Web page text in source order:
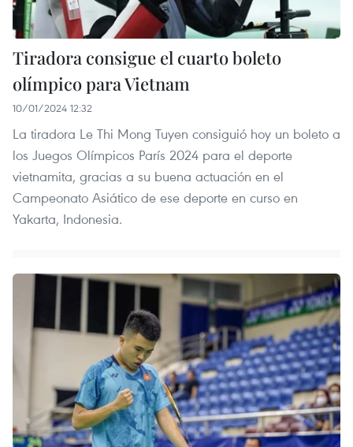
Tiradora consigue el cuarto boleto
olímpico para Vietnam
10/01/2024 12:32
La tiradora Le Thi Mong Tuyen consiguió hoy un boleto a
los Juegos Olímpicos París 2024 para el deporte
vietnamita, gracias a su buena actuación en el
Campeonato Asiático de ese deporte en curso en
Yakarta, Indonesia.